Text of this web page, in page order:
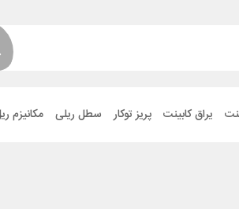
یراق کابینت پریز توکار سطل ریلی مکانیزم